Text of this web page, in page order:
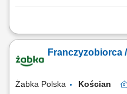
Główne zadania: Prowadzenie
obsługi. Monitorowanie stanów
Dostosowywanie asortymentu
Franczyzobiorca
Żabka Polska Kościan